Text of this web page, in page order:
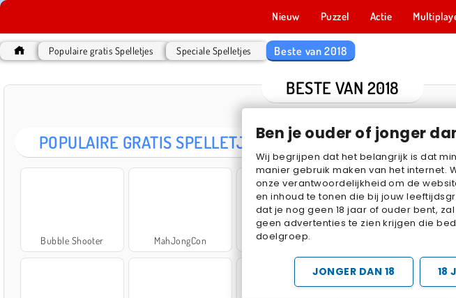
Ben je ouder of jonger
Wij begrijpen dat het belangrijk is dat
manier gebruik maken van het internet.
onze verantwoordelijkheid om de
en inhoud te tonen die bij jouw
dat je nog geen 18 jaar of ouder bent,
geen advertenties te zien krijgen die
doelgroep.
JONGER DAN 18 18
Nieuw Puzzel Actie
Populaire gratis Spelletjes Speciale Spelletjes Beste van 2018
BESTE VAN 2018
POPULAIRE GRATIS SPELLETJES
Bubble Shooter MahJongCon Solitaire FRVR